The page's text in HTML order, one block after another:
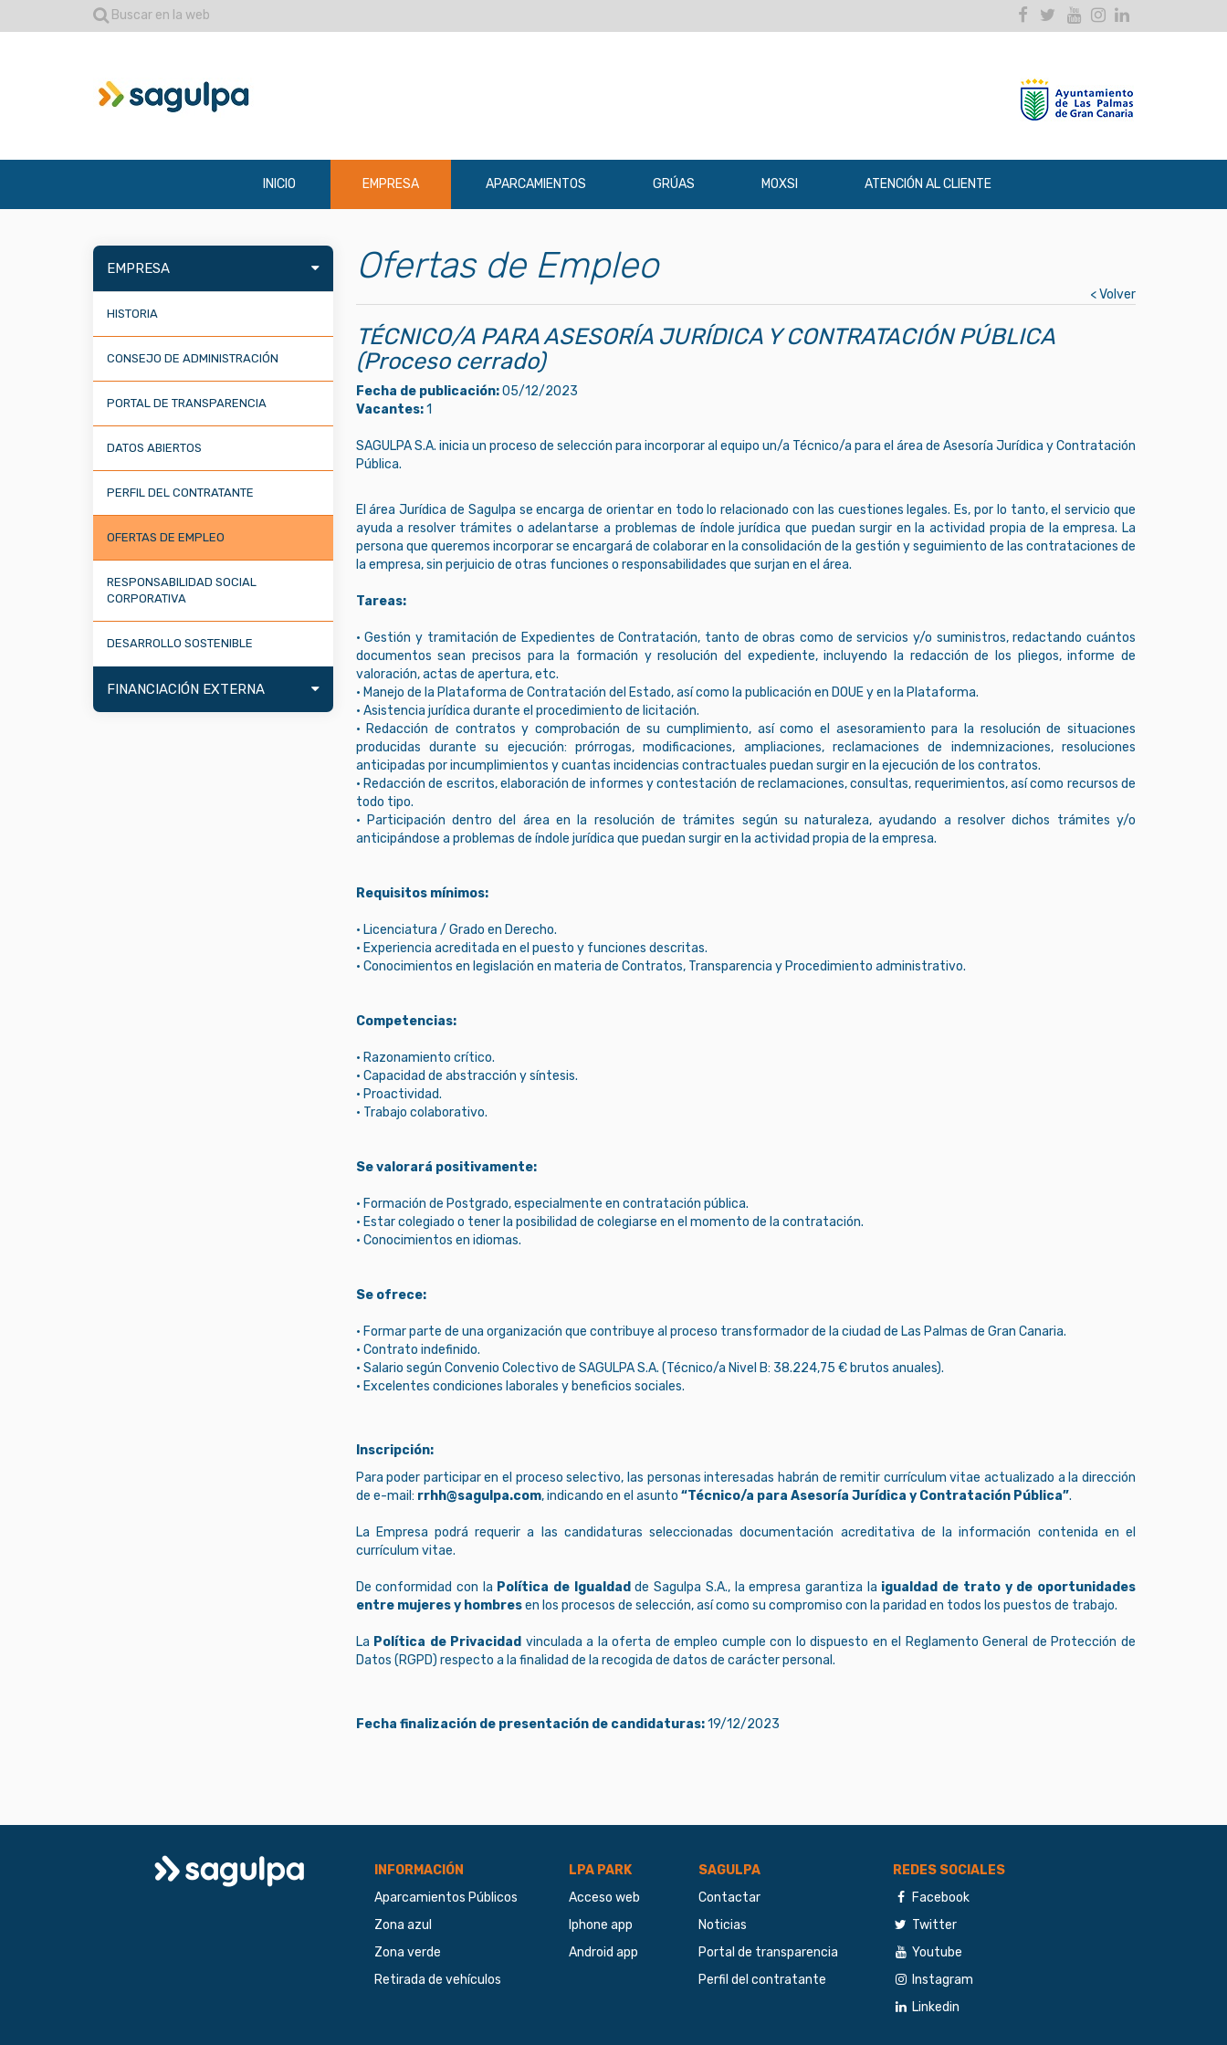
Buscar en la web Facebook
TwitterYoutubeInstagram
Linkedin
INICIO EMPRESA APARCAMIENTOS GRÚAS MOXSI ATENCIÓN AL CLIENTE
EMPRESA
HISTORIA
CONSEJO DE ADMINISTRACIÓN
PORTAL DE TRANSPARENCIA
DATOS ABIERTOS
PERFIL DEL CONTRATANTE
OFERTAS DE EMPLEO
RESPONSABILIDAD SOCIAL
CORPORATIVA
DESARROLLO SOSTENIBLE
FINANCIACIÓN EXTERNA
Ofertas de Empleo
< Volver
TÉCNICO/A PARA ASESORÍA JURÍDICA Y CONTRATACIÓN PÚBLICA
(Proceso cerrado)
Fecha de publicación:05/12/2023
Vacantes:1
SAGULPA S.A. inicia un proceso de selección para incorporar al equipo un/a Técnico/a para el área de Asesoría Jurídica y Contratación
Pública.
El área Jurídica de Sagulpa se encarga de orientar en todo lo relacionado con las cuestiones legales. Es, por lo tanto, el servicio que
ayuda a resolver trámites o adelantarse a problemas de índole jurídica que puedan surgir en la actividad propia de la empresa. La
persona que queremos incorporar se encargará de colaborar en la consolidación de la gestión y seguimiento de las contrataciones de
la empresa, sin perjuicio de otras funciones o responsabilidades que surjan en el área.
Tareas:
• Gestión y tramitación de Expedientes de Contratación, tanto de obras como de servicios y/o suministros, redactando cuántos
documentos sean precisos para la formación y resolución del expediente, incluyendo la redacción de los pliegos, informe de
valoración, actas de apertura, etc.
• Manejo de la Plataforma de Contratación del Estado, así como la publicación en DOUE y en la Plataforma.
• Asistencia jurídica durante el procedimiento de licitación.
• Redacción de contratos y comprobación de su cumplimiento, así como el asesoramiento para la resolución de situaciones
producidas durante su ejecución: prórrogas, modificaciones, ampliaciones, reclamaciones de indemnizaciones, resoluciones
anticipadas por incumplimientos y cuantas incidencias contractuales puedan surgir en la ejecución de los contratos.
• Redacción de escritos, elaboración de informes y contestación de reclamaciones, consultas, requerimientos, así como recursos de
todo tipo.
• Participación dentro del área en la resolución de trámites según su naturaleza, ayudando a resolver dichos trámites y/o
anticipándose a problemas de índole jurídica que puedan surgir en la actividad propia de la empresa.
Requisitos mínimos:
• Licenciatura / Grado en Derecho.
• Experiencia acreditada en el puesto y funciones descritas.
• Conocimientos en legislación en materia de Contratos, Transparencia y Procedimiento administrativo.
Competencias:
• Razonamiento crítico.
• Capacidad de abstracción y síntesis.
• Proactividad.
• Trabajo colaborativo.
Se valorará positivamente:
• Formación de Postgrado, especialmente en contratación pública.
• Estar colegiado o tener la posibilidad de colegiarse en el momento de la contratación.
• Conocimientos en idiomas.
Se ofrece:
• Formar parte de una organización que contribuye al proceso transformador de la ciudad de Las Palmas de Gran Canaria.
• Contrato indefinido.
• Salario según Convenio Colectivo de SAGULPA S.A. (Técnico/a Nivel B: 38.224,75 € brutos anuales).
• Excelentes condiciones laborales y beneficios sociales.
Inscripción:
Para poder participar en el proceso selectivo, las personas interesadas habrán de remitir currículum vitae actualizado a la dirección
de e-mail: rrhh@sagulpa.com, indicando en el asunto “Técnico/a para Asesoría Jurídica y Contratación Pública”.
La Empresa podrá requerir a las candidaturas seleccionadas documentación acreditativa de la información contenida en el
currículum vitae.
De conformidad con la Política de Igualdad de Sagulpa S.A., la empresa garantiza la igualdad de trato y de oportunidades
entre mujeres y hombresen los procesos de selección, así como su compromiso con la paridad en todos los puestos de trabajo.
La Política de Privacidad vinculada a la oferta de empleo cumple con lo dispuesto en el Reglamento General de Protección de
Datos (RGPD) respecto a la finalidad de la recogida de datos de carácter personal.
Fecha finalización de presentación de candidaturas:19/12/2023
Logo
INFORMACIÓN
Aparcamientos Públicos
Zona azul
Zona verde
Retirada de vehículos
LPA PARK
Acceso web
Iphone app
Android app
SAGULPA
Contactar
Noticias
Portal de transparencia
Perfil del contratante
REDES SOCIALES
Facebook
Twitter
Youtube
Instagram
Linkedin